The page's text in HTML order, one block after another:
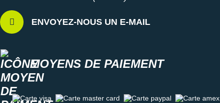
ENVOYEZ-NOUS UN E-MAIL
MOYENS DE PAIEMENT
Carte visa Carte master card Carte paypal Carte amex